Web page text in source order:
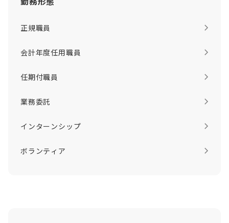
正規職員
会計年度任用職員
任期付職員
業務委託
インターンシップ
ボランティア